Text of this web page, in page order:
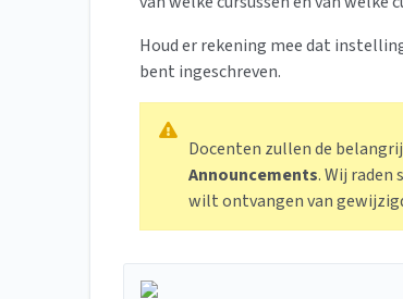
Houd er rekening mee dat
bent ingeschreven.
Docenten zullen de
Announcements. Wij
wilt ontvangen van